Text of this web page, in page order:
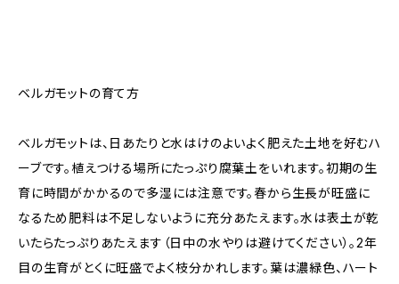
ベルガモットの育て方
ベルガモットは、日あたりと水はけのよいよく肥えた土地を好むハ
ーブです。植えつける場所にたっぷり腐葉土をいれます。初期の生
育に時間がかかるので多湿には注意です。春から生長が旺盛に
なるため肥料は不足しないように充分あたえます。水は表土が乾
いたらたっぷりあたえます（日中の水やりは避けてください）。2年
目の生育がとくに旺盛でよく枝分かれします。葉は濃緑色、ハート